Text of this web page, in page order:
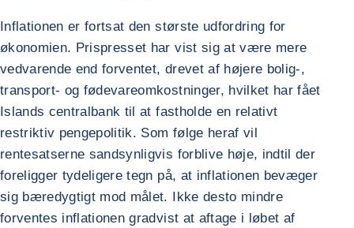
Inflationen er fortsat den største udfordring for
økonomien. Prispresset har vist sig at være mere
vedvarende end forventet, drevet af højere bolig-,
transport- og fødevareomkostninger, hvilket har fået
Islands centralbank til at fastholde en relativt
restriktiv pengepolitik. Som følge heraf vil
rentesatserne sandsynligvis forblive høje, indtil der
foreligger tydeligere tegn på, at inflationen bevæger
sig bæredygtigt mod målet. Ikke desto mindre
forventes inflationen gradvist at aftage i løbet af